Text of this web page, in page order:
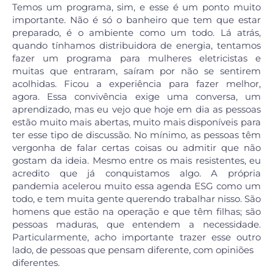
Temos um programa, sim, e esse é um ponto muito
importante. Não é só o banheiro que tem que estar
preparado, é o ambiente como um todo. Lá atrás,
quando tínhamos distribuidora de energia, tentamos
fazer um programa para mulheres eletricistas e
muitas que entraram, saíram por não se sentirem
acolhidas. Ficou a experiência para fazer melhor,
agora. Essa convivência exige uma conversa, um
aprendizado, mas eu vejo que hoje em dia as pessoas
estão muito mais abertas, muito mais disponíveis para
ter esse tipo de discussão. No mínimo, as pessoas têm
vergonha de falar certas coisas ou admitir que não
gostam da ideia. Mesmo entre os mais resistentes, eu
acredito que já conquistamos algo. A própria
pandemia acelerou muito essa agenda ESG como um
todo, e tem muita gente querendo trabalhar nisso. São
homens que estão na operação e que têm filhas; são
pessoas maduras, que entendem a necessidade.
Particularmente, acho importante trazer esse outro
lado, de pessoas que pensam diferente, com opiniões
diferentes.